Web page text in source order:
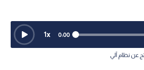
0:00
1x
عن نظام آلي